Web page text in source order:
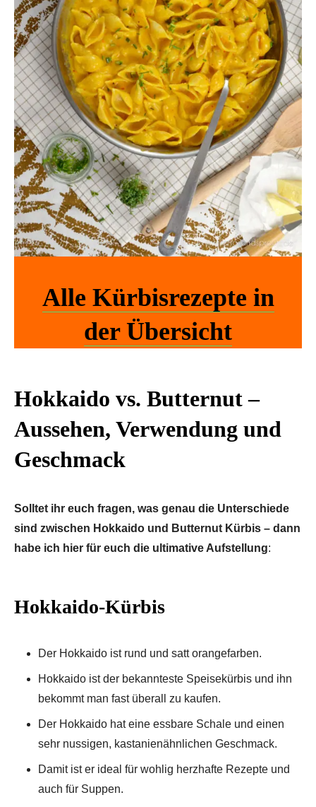
Alle Kürbisrezepte in
der Übersicht
Hokkaido vs. Butternut –
Aussehen, Verwendung und
Geschmack
Solltet ihr euch fragen, was genau die Unterschiede
sind zwischen Hokkaido und Butternut Kürbis – dann
habe ich hier für euch die ultimative Aufstellung:
Hokkaido-Kürbis
Der Hokkaido ist rund und satt orangefarben.
Hokkaido ist der bekannteste Speisekürbis und ihn
bekommt man fast überall zu kaufen.
Der Hokkaido hat eine essbare Schale und einen
sehr nussigen, kastanienähnlichen Geschmack.
Damit ist er ideal für wohlig herzhafte Rezepte und
auch für Suppen.